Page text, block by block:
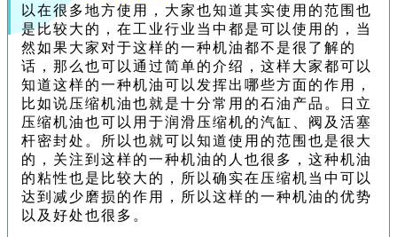
以在很多地方使用，大家也知道其实使用的范围也
是比较大的，在工业行业当中都是可以使用的，当
然如果大家对于这样的一种机油都不是很了解的
话，那么也可以通过简单的介绍，这样大家都可以
知道这样的一种机油可以发挥出哪些方面的作用，
比如说压缩机油也就是十分常用的石油产品。日立
压缩机油也可以用于润滑压缩机的汽缸、阀及活塞
杆密封处。所以也就可以知道使用的范围也是很大
的，关注到这样的一种机油的人也很多，这种机油
的粘性也是比较大的，所以确实在压缩机当中可以
达到减少磨损的作用，所以这样的一种机油的优势
以及好处也很多。